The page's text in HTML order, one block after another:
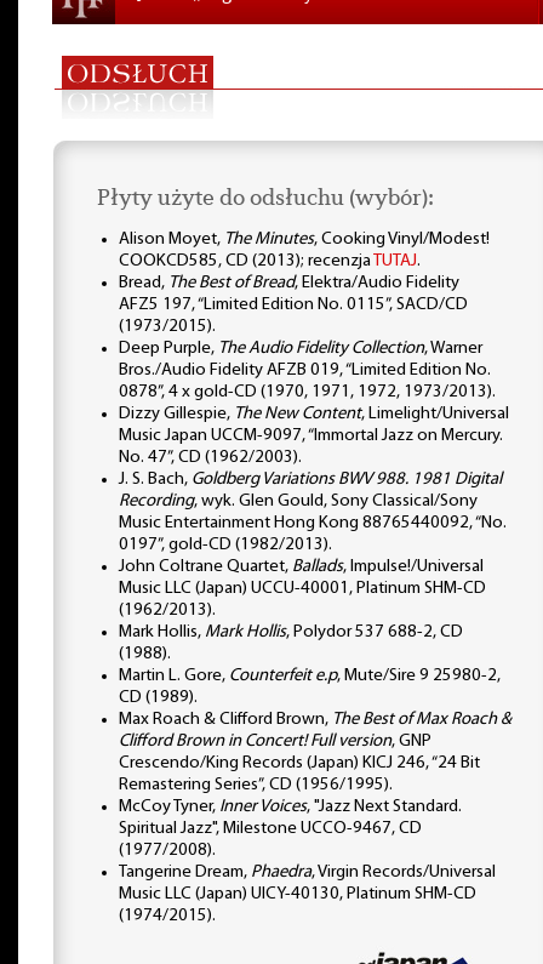
Płyty użyte do odsłuchu (wybór):
Alison Moyet, The Minutes, Cooking Vinyl/Modest!
COOKCD585, CD (2013); recenzja TUTAJ.
Bread, The Best of Bread, Elektra/Audio Fidelity
AFZ5 197, “Limited Edition No. 0115”, SACD/CD
(1973/2015).
Deep Purple, The Audio Fidelity Collection, Warner
Bros./Audio Fidelity AFZB 019, “Limited Edition No.
0878”, 4 x gold-CD (1970, 1971, 1972, 1973/2013).
Dizzy Gillespie, The New Content, Limelight/Universal
Music Japan UCCM-9097, “Immortal Jazz on Mercury.
No. 47”, CD (1962/2003).
J. S. Bach, Goldberg Variations BWV 988. 1981 Digital
Recording, wyk. Glen Gould, Sony Classical/Sony
Music Entertainment Hong Kong 88765440092, “No.
0197”, gold-CD (1982/2013).
John Coltrane Quartet, Ballads, Impulse!/Universal
Music LLC (Japan) UCCU-40001, Platinum SHM-CD
(1962/2013).
Mark Hollis, Mark Hollis, Polydor 537 688-2, CD
(1988).
Martin L. Gore, Counterfeit e.p, Mute/Sire 9 25980-2,
CD (1989).
Max Roach & Clifford Brown, The Best of Max Roach &
Clifford Brown in Concert! Full version, GNP
Crescendo/King Records (Japan) KICJ 246, “24 Bit
Remastering Series”, CD (1956/1995).
McCoy Tyner, Inner Voices, "Jazz Next Standard.
Spiritual Jazz", Milestone UCCO-9467, CD
(1977/2008).
Tangerine Dream, Phaedra, Virgin Records/Universal
Music LLC (Japan) UICY-40130, Platinum SHM-CD
(1974/2015).